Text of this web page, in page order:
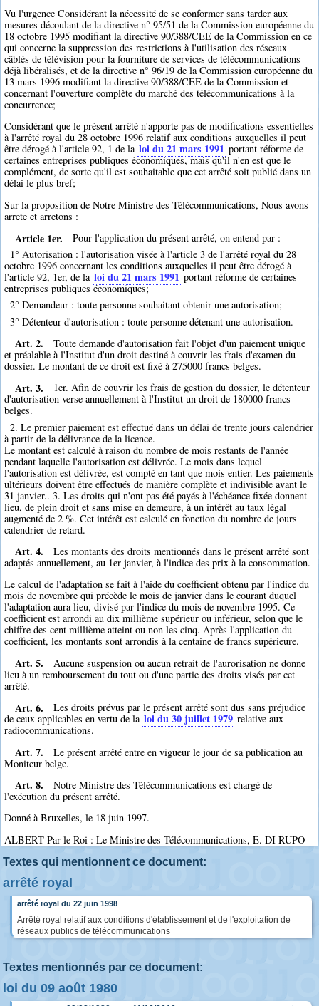
Vu l'urgence Considérant la nécessité de se conformer sans tarder aux
mesures découlant de la directive n° 95/51 de la Commission européenne du
18 octobre 1995 modifiant la directive 90/388/CEE de la Commission en ce
qui concerne la suppression des restrictions à l'utilisation des réseaux
câblés de télévision pour la fourniture de services de télécommunications
déjà libéralisés, et de la directive n° 96/19 de la Commission européenne du
13 mars 1996 modifiant la directive 90/388/CEE de la Commission et
concernant l'ouverture complète du marché des télécommunications à la
concurrence;
Considérant que le présent arrêté n'apporte pas de modifications essentielles
à l'arrêté royal du 28 octobre 1996 relatif aux conditions auxquelles il peut
être dérogé à l'article 92, 1 de la loi du 21 mars 1991 portant réforme de
certaines entreprises publiques économiques, mais qu'il n'en est que le
complément, de sorte qu'il est souhaitable que cet arrêté soit publié dans un
délai le plus bref;
Sur la proposition de Notre Ministre des Télécommunications, Nous avons
arrete et arretons :
Article 1er.
Pour l'application du présent arrêté, on entend par :
1° Autorisation : l'autorisation visée à l'article 3 de l'arrêté royal du 28
octobre 1996 concernant les conditions auxquelles il peut être dérogé à
l'article 92, 1er, de la loi du 21 mars 1991 portant réforme de certaines
entreprises publiques économiques;
2° Demandeur : toute personne souhaitant obtenir une autorisation;
3° Détenteur d'autorisation : toute personne détenant une autorisation.
Art. 2.
Toute demande d'autorisation fait l'objet d'un paiement unique
et préalable à l'Institut d'un droit destiné à couvrir les frais d'examen du
dossier. Le montant de ce droit est fixé à 275000 francs belges.
Art. 3.
1er. Afin de couvrir les frais de gestion du dossier, le détenteur
d'autorisation verse annuellement à l'Institut un droit de 180000 francs
belges.
2. Le premier paiement est effectué dans un délai de trente jours calendrier
à partir de la délivrance de la licence.
Le montant est calculé à raison du nombre de mois restants de l'année
pendant laquelle l'autorisation est délivrée. Le mois dans lequel
l'autorisation est délivrée, est compté en tant que mois entier. Les paiements
ultérieurs doivent être effectués de manière complète et indivisible avant le
31 janvier.. 3. Les droits qui n'ont pas été payés à l'échéance fixée donnent
lieu, de plein droit et sans mise en demeure, à un intérêt au taux légal
augmenté de 2 %. Cet intérêt est calculé en fonction du nombre de jours
calendrier de retard.
Art. 4.
Les montants des droits mentionnés dans le présent arrêté sont
adaptés annuellement, au 1er janvier, à l'indice des prix à la consommation.
Le calcul de l'adaptation se fait à l'aide du coefficient obtenu par l'indice du
mois de novembre qui précède le mois de janvier dans le courant duquel
l'adaptation aura lieu, divisé par l'indice du mois de novembre 1995. Ce
coefficient est arrondi au dix millième supérieur ou inférieur, selon que le
chiffre des cent millième atteint ou non les cinq. Après l'application du
coefficient, les montants sont arrondis à la centaine de francs supérieure.
Art. 5.
Aucune suspension ou aucun retrait de l'aurorisation ne donne
lieu à un remboursement du tout ou d'une partie des droits visés par cet
arrêté.
Art. 6.
Les droits prévus par le présent arrêté sont dus sans préjudice
de ceux applicables en vertu de la loi du 30 juillet 1979 relative aux
radiocommunications.
Art. 7.
Le présent arrêté entre en vigueur le jour de sa publication au
Moniteur belge.
Art. 8.
Notre Ministre des Télécommunications est chargé de
l'exécution du présent arrêté.
Donné à Bruxelles, le 18 juin 1997.
ALBERT Par le Roi : Le Ministre des Télécommunications, E. DI RUPO
Textes qui mentionnent ce document:
arrêté royal
arrêté royal du 22 juin 1998
Arrêté royal relatif aux conditions d'établissement et de l'exploitation de
réseaux publics de télécommunications
Textes mentionnés par ce document:
loi du 09 août 1980